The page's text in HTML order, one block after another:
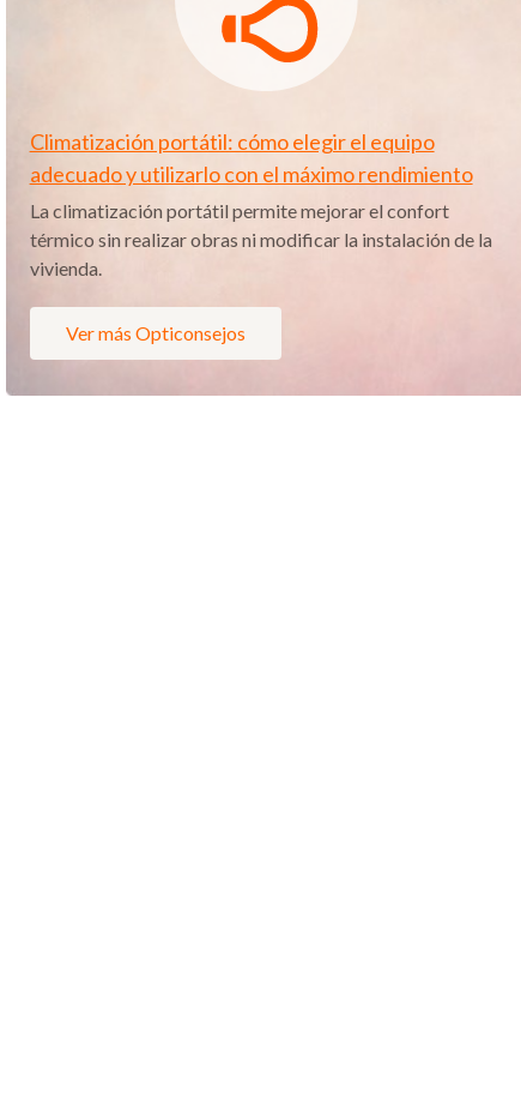
Climatización portátil: cómo elegir el equipo
adecuado y utilizarlo con el máximo rendimiento
La climatización portátil permite mejorar el confort
térmico sin realizar obras ni modificar la instalación de la
vivienda.
Ver más Opticonsejos